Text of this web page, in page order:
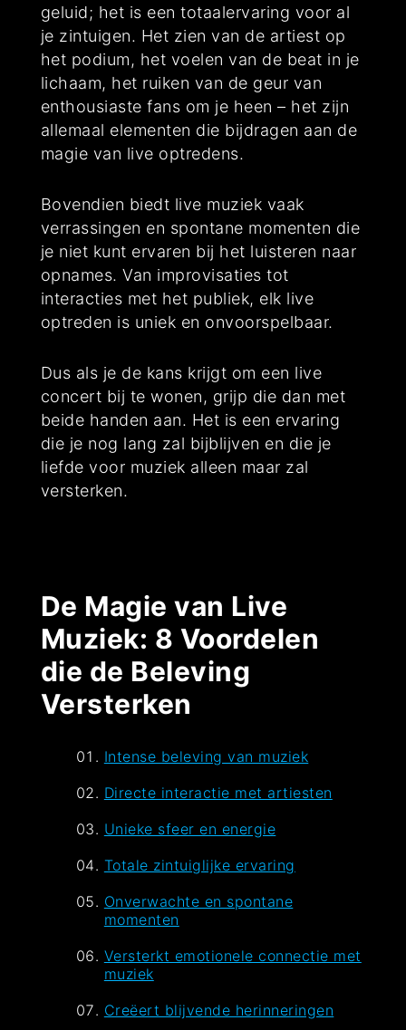
geluid; het is een totaalervaring voor al
je zintuigen. Het zien van de artiest op
het podium, het voelen van de beat in je
lichaam, het ruiken van de geur van
enthousiaste fans om je heen – het zijn
allemaal elementen die bijdragen aan de
magie van live optredens.
Bovendien biedt live muziek vaak
verrassingen en spontane momenten die
je niet kunt ervaren bij het luisteren naar
opnames. Van improvisaties tot
interacties met het publiek, elk live
optreden is uniek en onvoorspelbaar.
Dus als je de kans krijgt om een live
concert bij te wonen, grijp die dan met
beide handen aan. Het is een ervaring
die je nog lang zal bijblijven en die je
liefde voor muziek alleen maar zal
versterken.
De Magie van Live
Muziek: 8 Voordelen
die de Beleving
Versterken
Intense beleving van muziek
Directe interactie met artiesten
Unieke sfeer en energie
Totale zintuiglijke ervaring
Onverwachte en spontane
momenten
Versterkt emotionele connectie met
muziek
Creëert blijvende herinneringen